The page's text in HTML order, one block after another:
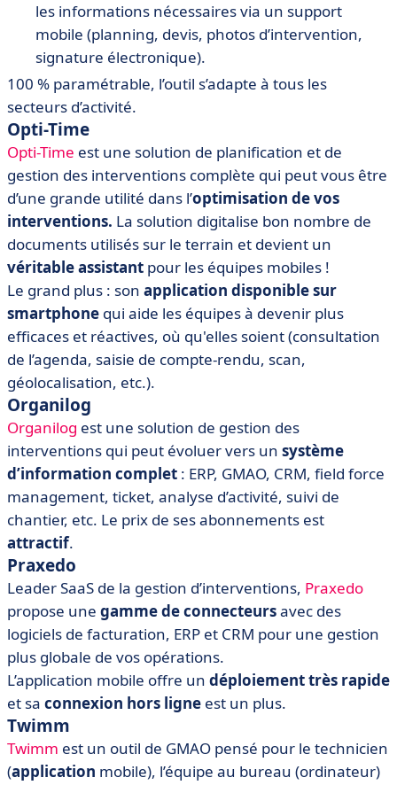
les informations nécessaires via un support
mobile (planning, devis, photos d’intervention,
signature électronique).
100 % paramétrable, l’outil s’adapte à tous les
secteurs d’activité.
Opti-Time
Opti-Time est une solution de planification et de
gestion des interventions complète qui peut vous être
d’une grande utilité dans l’optimisation de vos
interventions. La solution digitalise bon nombre de
documents utilisés sur le terrain et devient un
véritable assistant pour les équipes mobiles !
Le grand plus : son application disponible sur
smartphone qui aide les équipes à devenir plus
efficaces et réactives, où qu'elles soient (consultation
de l’agenda, saisie de compte-rendu, scan,
géolocalisation, etc.).
Organilog
Organilog est une solution de gestion des
interventions qui peut évoluer vers un système
d’information complet : ERP, GMAO, CRM, field force
management, ticket, analyse d’activité, suivi de
chantier, etc. Le prix de ses abonnements est
attractif.
Praxedo
Leader SaaS de la gestion d’interventions, Praxedo
propose une gamme de connecteursavec des
logiciels de facturation, ERP et CRM pour une gestion
plus globale de vos opérations.
L’application mobile offre un déploiement très rapide
et sa connexion hors ligne est un plus.
Twimm
Twimm est un outil de GMAO pensé pour le technicien
(application mobile), l’équipe au bureau (ordinateur)